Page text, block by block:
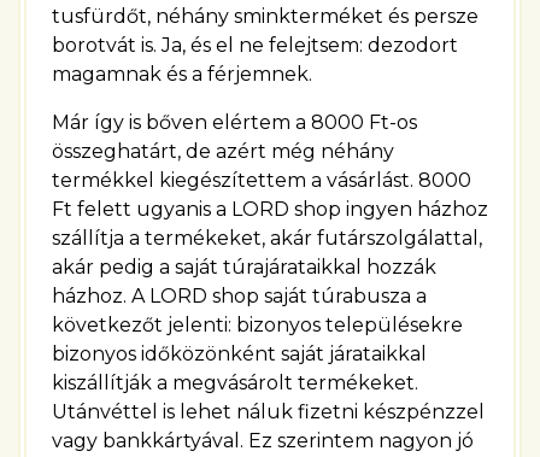
tusfürdőt, néhány sminkterméket és persze
borotvát is. Ja, és el ne felejtsem: dezodort
magamnak és a férjemnek.
Már így is bőven elértem a 8000 Ft-os
összeghatárt, de azért még néhány
termékkel kiegészítettem a vásárlást. 8000
Ft felett ugyanis a LORD shop ingyen házhoz
szállítja a termékeket, akár futárszolgálattal,
akár pedig a saját túrajárataikkal hozzák
házhoz. A LORD shop saját túrabusza a
következőt jelenti: bizonyos településekre
bizonyos időközönként saját járataikkal
kiszállítják a megvásárolt termékeket.
Utánvéttel is lehet náluk fizetni készpénzzel
vagy bankkártyával. Ez szerintem nagyon jó